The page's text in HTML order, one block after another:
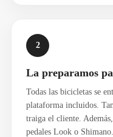
2
La preparamos
Todas las bicicletas se
plataforma incluidos.
traiga el cliente.
pedales Look o Shimano.